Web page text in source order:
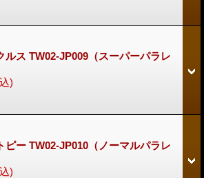
ルス TW02-JP009（スーパーパラレ
)
ピー TW02-JP010（ノーマルパラレ
)